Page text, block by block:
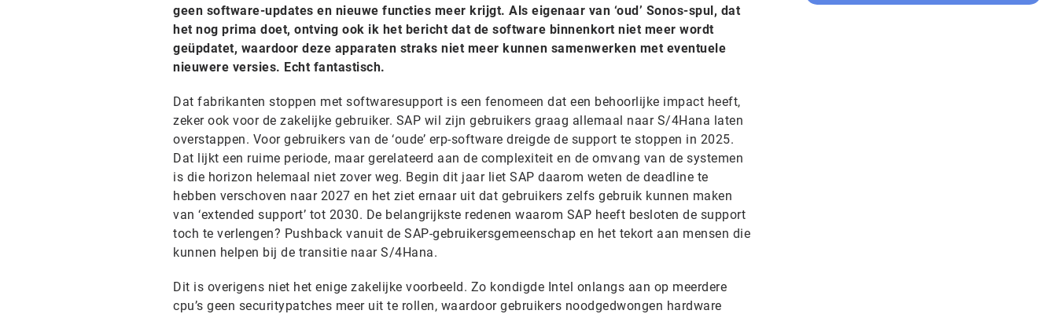
geen software-updates en nieuwe functies meer krijgt. Als eigenaar van ‘oud’ Sonos-spul, dat
het nog prima doet, ontving ook ik het bericht dat de software binnenkort niet meer wordt
geüpdatet, waardoor deze apparaten straks niet meer kunnen samenwerken met eventuele
nieuwere versies. Echt fantastisch.
Dat fabrikanten stoppen met softwaresupport is een fenomeen dat een behoorlijke impact heeft,
zeker ook voor de zakelijke gebruiker. SAP wil zijn gebruikers graag allemaal naar S/4Hana laten
overstappen. Voor gebruikers van de ‘oude’ erp-software dreigde de support te stoppen in 2025.
Dat lijkt een ruime periode, maar gerelateerd aan de complexiteit en de omvang van de systemen
is die horizon helemaal niet zover weg. Begin dit jaar liet SAP daarom weten de deadline te
hebben verschoven naar 2027 en het ziet ernaar uit dat gebruikers zelfs gebruik kunnen maken
van ‘extended support’ tot 2030. De belangrijkste redenen waarom SAP heeft besloten de support
toch te verlengen? Pushback vanuit de SAP-gebruikersgemeenschap en het tekort aan mensen die
kunnen helpen bij de transitie naar S/4Hana.
Dit is overigens niet het enige zakelijke voorbeeld. Zo kondigde Intel onlangs aan op meerdere
cpu’s geen securitypatches meer uit te rollen, waardoor gebruikers noodgedwongen hardware